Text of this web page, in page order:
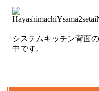
システムキッチン背面
中です。